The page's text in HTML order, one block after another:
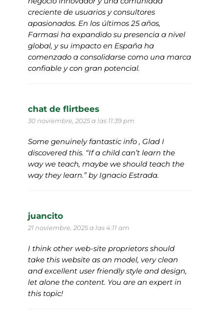
creciente de usuarios y consultores
apasionados. En los últimos 25 años,
Farmasi ha expandido su presencia a nivel
global, y su impacto en España ha
comenzado a consolidarse como una marca
confiable y con gran potencial.
chat de flirtbees
30 noviembre, 2025 a las 11:39 pm
Some genuinely fantastic info , Glad I
discovered this. “If a child can’t learn the
way we teach, maybe we should teach the
way they learn.” by Ignacio Estrada.
juancito
21 noviembre, 2025 a las 4:11 am
I think other web-site proprietors should
take this website as an model, very clean
and excellent user friendly style and design,
let alone the content. You are an expert in
this topic!